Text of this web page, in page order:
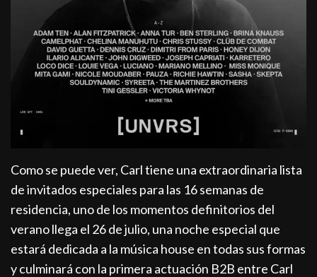
Como se puede ver, Carl tiene una extraordinaria lista
de invitados especiales para las 16 semanas de
residencia, uno de los momentos definitorios del
verano llega el 26 de julio, una noche especial que
estará dedicada a la música house en todas sus formas
y culminará con la primera actuación B2B entre Carl